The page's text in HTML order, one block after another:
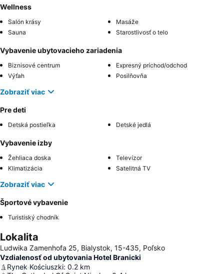
Wellness
Salón krásy
Masáže
Sauna
Starostlivosť o telo
Vybavenie ubytovacieho zariadenia
Biznisové centrum
Expresný príchod/odchod
Výťah
Posilňovňa
Zobraziť viac
Pre deti
Detská postieľka Detské jedlá
Vybavenie izby
Žehliaca doska
Televízor
Klimatizácia
Satelitná TV
Zobraziť viac
Športové vybavenie
Turistiský chodník
Lokalita
Ludwika Zamenhofa 25, Bialystok, 15-435, Poľsko
Vzdialenosť od ubytovania Hotel Branicki
Rynek Kościuszki: 0.2 km